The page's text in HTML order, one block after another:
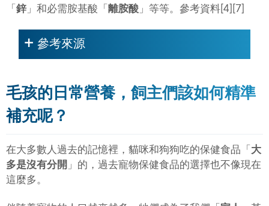
「 鋅 」和必需胺基酸「 離胺酸 」等等。參考資料[4][7]
參考來源
毛孩的日常營養，飼主們該如何精準
補充呢？
在大多數人過去的記憶裡，貓咪和狗狗吃的保健食品「 大
多是沒有分開 」的，過去寵物保健食品的選擇也不像現在
這麼多。